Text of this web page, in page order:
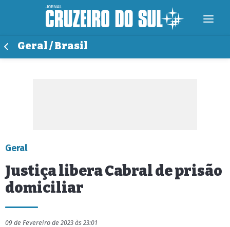
Geral / Brasil
Geral
Justiça libera Cabral de prisão
domiciliar
09 de Fevereiro de 2023 às 23:01